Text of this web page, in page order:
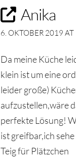
Anika
6. OKTOBER 2019
Da meine Küche
klein ist um eine
leider große)
aufzustellen,wäre
perfekte Lösung!
ist greifbar,ich
Teig für Plätzchen